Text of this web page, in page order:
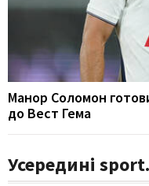
Манор Соломон
до Вест Гема
Усередині